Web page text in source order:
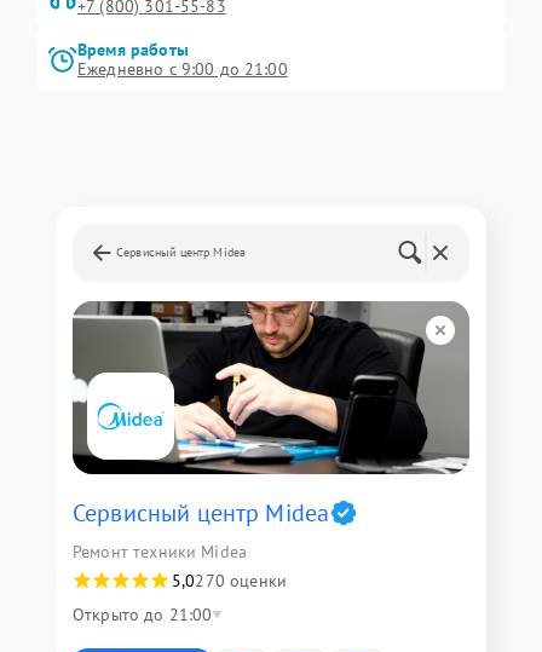
+7 (800) 301-55-83
Время работы
Ежедневно с 9:00 до 21:00
Сервисный центр Midea
Сервисный центр Midea
Ремонт техники Midea
5,0270 оценки
Открыто до 21:00